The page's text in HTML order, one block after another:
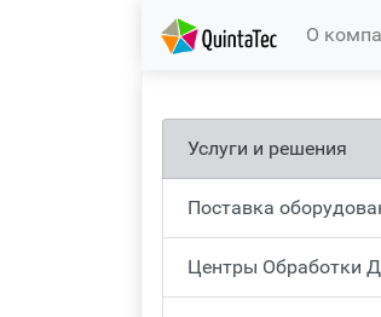
(current)
О
Услуги и решения
Поставка
Центры Обработки